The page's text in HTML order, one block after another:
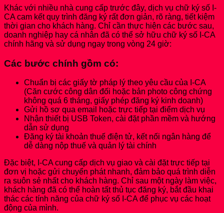
Khác với nhiều nhà cung cấp trước đây, dịch vụ chữ ký số I-
CA cam kết quy trình đăng ký rất đơn giản, rõ ràng, tiết kiệm
thời gian cho khách hàng. Chỉ cần thực hiện các bước sau,
doanh nghiệp hay cá nhân đã có thể sở hữu chữ ký số I-CA
chính hãng và sử dụng ngay trong vòng 24 giờ:
Các bước chính gồm có:
Chuẩn bị các giấy tờ pháp lý theo yêu cầu của I-CA
(Căn cước công dân đối hoặc bản photo công chứng
không quá 6 tháng, giấy phép đăng ký kinh doanh)
Gửi hồ sơ qua email hoặc trực tiếp tại điểm dịch vụ
Nhận thiết bị USB Token, cài đặt phần mềm và hướng
dẫn sử dụng
Đăng ký tài khoản thuế điện tử, kết nối ngân hàng để
dễ dàng nộp thuế và quản lý tài chính
Đặc biệt, I-CA cung cấp dịch vụ giao và cài đặt trực tiếp tại
đơn vị hoặc gửi chuyển phát nhanh, đảm bảo quá trình diễn
ra suôn sẻ nhất cho khách hàng. Chỉ sau một ngày làm việc,
khách hàng đã có thể hoàn tất thủ tục đăng ký, bắt đầu khai
thác các tính năng của chữ ký số I-CA để phục vụ các hoạt
động của mình.